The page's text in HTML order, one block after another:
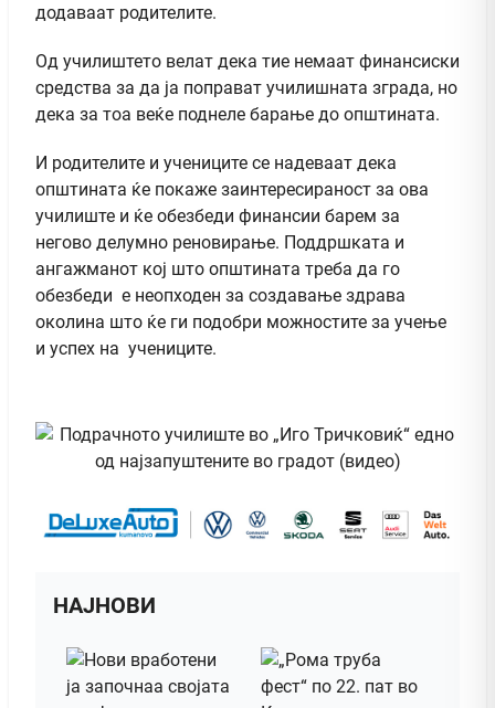
додаваат родителите.
Од училиштето велат дека тие немаат финансиски
средства за да ја поправат училишната зграда, но
дека за тоа веќе поднеле барање до општината.
И родителите и учениците се надеваат дека
општината ќе покаже заинтересираност за ова
училиште и ќе обезбеди финансии барем за
негово делумно реновирање. Поддршката и
ангажманот кој што општината треба да го
обезбеди е неопходен за создавање здрава
околина што ќе ги подобри можностите за учење
и успех на учениците.
НАЈНОВИ